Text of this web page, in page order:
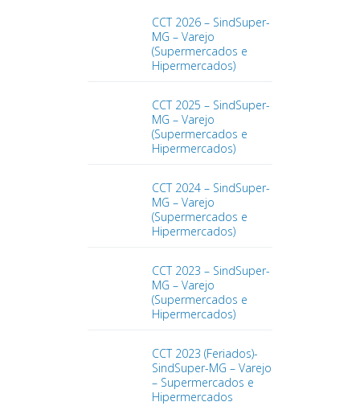
CCT 2026 – SindSuper-
MG – Varejo
(Supermercados e
Hipermercados)
CCT 2025 – SindSuper-
MG – Varejo
(Supermercados e
Hipermercados)
CCT 2024 – SindSuper-
MG – Varejo
(Supermercados e
Hipermercados)
CCT 2023 – SindSuper-
MG – Varejo
(Supermercados e
Hipermercados)
CCT 2023 (Feriados)-
SindSuper-MG – Varejo
– Supermercados e
Hipermercados